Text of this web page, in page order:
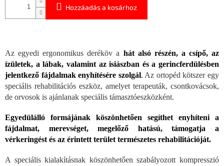
Hozzáadás a kosárhoz
Az egyedi ergonomikus deréköv a hát alsó részén, a csípő, az
ízületek, a lábak, valamint az isiászban és a gerincferdülésben
jelentkező fájdalmak enyhítésére szolgál. Az ortopéd kötszer egy
speciális rehabilitációs eszköz, amelyet terapeuták, csontkovácsok,
de orvosok is ajánlanak speciális támasztóeszközként.
Egyedülálló formájának köszönhetően segíthet enyhíteni a
fájdalmat, merevséget, megelőző hatású, támogatja a
vérkeringést és az érintett terület természetes rehabilitációját.
A speciális kialakításnak köszönhetően szabályozott kompresszió